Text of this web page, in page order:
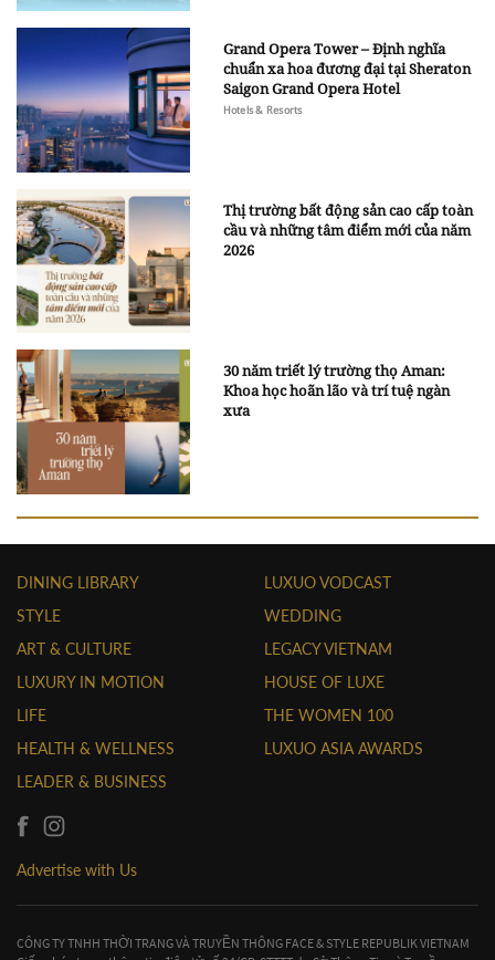
Grand Opera Tower – Định nghĩa
chuẩn xa hoa đương đại tại Sheraton
Saigon Grand Opera Hotel
Hotels & Resorts
Thị trường bất động sản cao cấp toàn
cầu và những tâm điểm mới của năm
2026
30 năm triết lý trường thọ Aman:
Khoa học hoãn lão và trí tuệ ngàn
xưa
DINING LIBRARY
STYLE
ART & CULTURE
LUXURY IN MOTION
LIFE
HEALTH & WELLNESS
LEADER & BUSINESS
LUXUO VODCAST
WEDDING
LEGACY VIETNAM
HOUSE OF LUXE
THE WOMEN 100
LUXUO ASIA AWARDS
Advertise with Us
CÔNG TY TNHH THỜI TRANG VÀ TRUYỀN THÔNG FACE & STYLE REPUBLIK VIETNAM